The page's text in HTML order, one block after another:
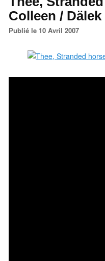
Colleen /
Publié le 10 Avril 2007